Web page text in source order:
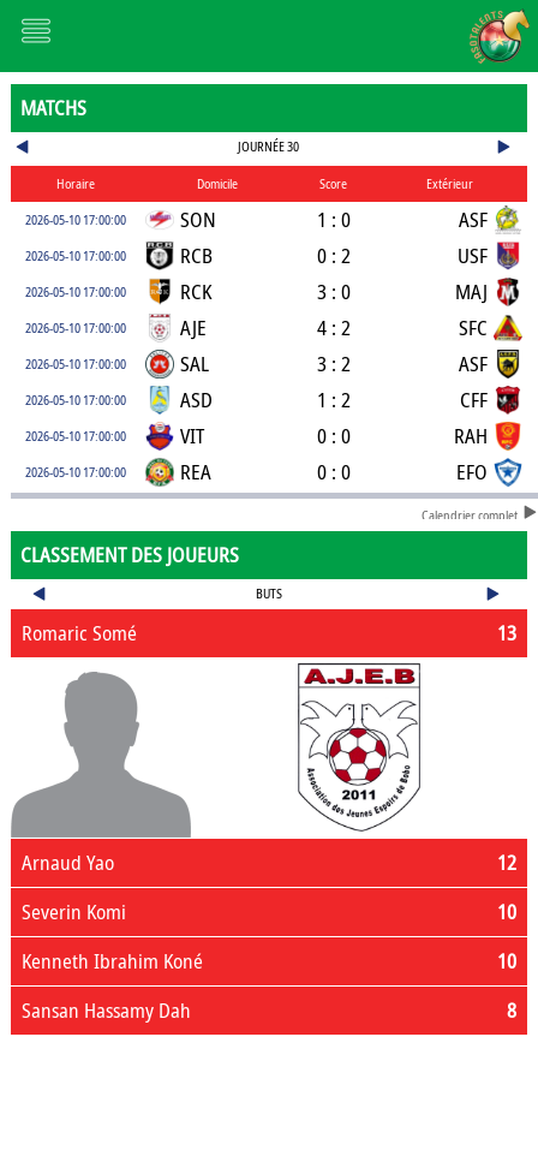
MATCHS
JOURNÉE 30
Horaire Domicile Score
Extérieur
2026-05-10 17:00:00
SON 1 : 0 ASF
2026-05-10 17:00:00 RCB 0 : 2 USF
2026-05-10 17:00:00 RCK 3 : 0 MAJ
2026-05-10 17:00:00 AJE 4 : 2 SFC
2026-05-10 17:00:00 SAL 3 : 2 ASF
2026-05-10 17:00:00 ASD 1 : 2 CFF
2026-05-10 17:00:00 VIT 0 : 0 RAH
2026-05-10 17:00:00 REA 0 : 0 EFO
Calendrier complet
CLASSEMENT DES JOUEURS
BUTS
13
Romaric Somé
12
Arnaud Yao
10
Severin Komi
10
Kenneth Ibrahim Koné
8
Sansan Hassamy Dah